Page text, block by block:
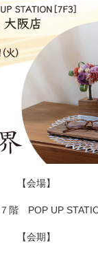
【会場】
階 POP UP
【会期】